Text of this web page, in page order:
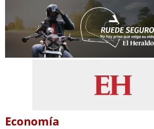
Economía